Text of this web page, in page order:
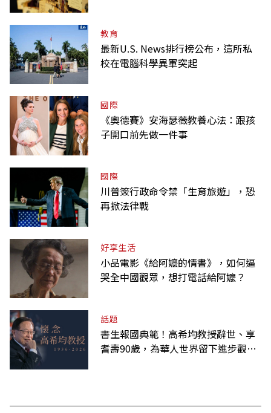
教育
最新U.S. News排行榜公布，這所私
校在電腦科學異軍突起
國際
《奧德賽》安海瑟薇教養心法：跟孩
子開口前先做一件事
國際
川普簽行政命令禁「生育旅遊」，恐
再掀法律戰
好享生活
小品電影《給阿嬤的情書》，如何逼
哭全中國觀眾，想打電話給阿嬤？
話題
書生報國典範！高希均教授辭世、享
耆壽90歲，為華人世界留下進步觀念